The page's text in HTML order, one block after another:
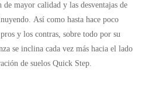
de mayor calidad y las desventajas de
Así como hasta hace poco
y los contras, sobre todo por su
se inclina cada vez más hacia el lado
de suelos Quick Step.